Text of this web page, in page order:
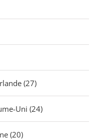
(27)
Uni (24)
(20)